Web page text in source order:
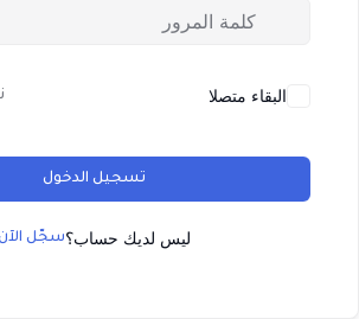
البقاء متصلا
تسجيل الدخول
ليس لديك حساب؟سجّل